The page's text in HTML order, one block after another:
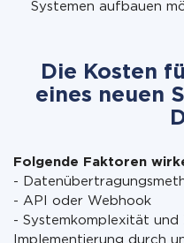
Systemen aufbauen
Die Kosten
eines neuen
Folgende Faktoren
-
- API oder Webhook
- Systemkomplexität und
Implementierung durch